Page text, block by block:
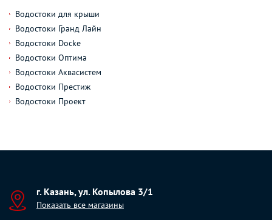
Водостоки для крыши
Водостоки Гранд Лайн
Водостоки Docke
Водостоки Оптима
Водостоки Аквасистем
Водостоки Престиж
Водостоки Проект
г. Казань, ул. Копылова 3/1
Показать все магазины